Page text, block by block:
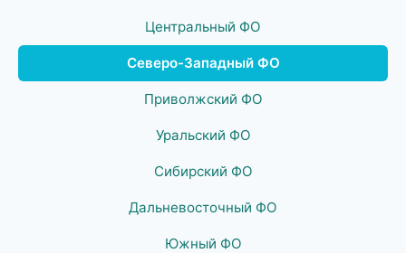
Центральный ФО
Северо-Западный ФО
Приволжский ФО
Уральский ФО
Сибирский ФО
Дальневосточный ФО
Южный ФО